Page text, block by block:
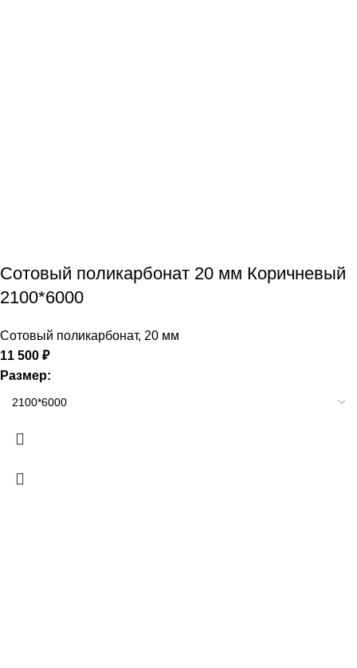
Сотовый поликарбонат 20 мм Коричневый
2100*6000
Сотовый поликарбонат, 20 мм
11 500 ₽
Размер: